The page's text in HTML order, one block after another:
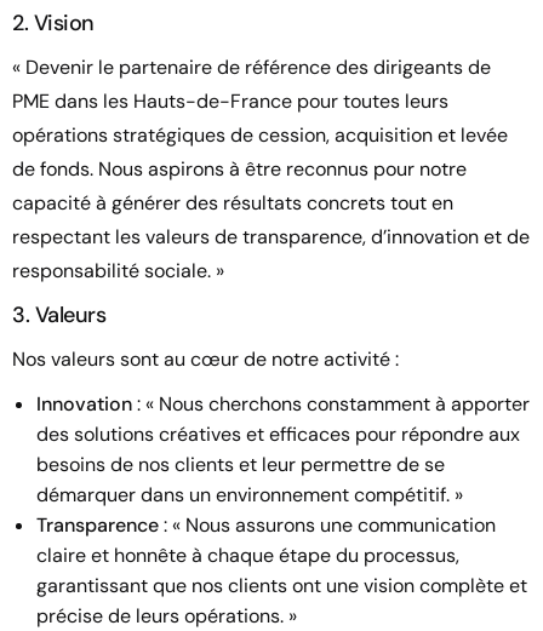
2. Vision
« Devenir le partenaire de référence des dirigeants de
PME dans les Hauts-de-France pour toutes leurs
opérations stratégiques de cession, acquisition et levée
de fonds. Nous aspirons à être reconnus pour notre
capacité à générer des résultats concrets tout en
respectant les valeurs de transparence, d’innovation et de
responsabilité sociale. »
3. Valeurs
Nos valeurs sont au cœur de notre activité :
Innovation: « Nous cherchons constamment à apporter
des solutions créatives et efficaces pour répondre aux
besoins de nos clients et leur permettre de se
démarquer dans un environnement compétitif. »
Transparence: « Nous assurons une communication
claire et honnête à chaque étape du processus,
garantissant que nos clients ont une vision complète et
précise de leurs opérations. »